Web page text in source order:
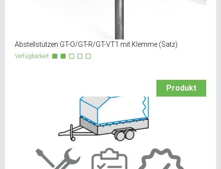
Abstellstützen GT-O/GT-R/GT-VT1 mit Klemme (Satz)
Verfügbarkeit:
Produkt